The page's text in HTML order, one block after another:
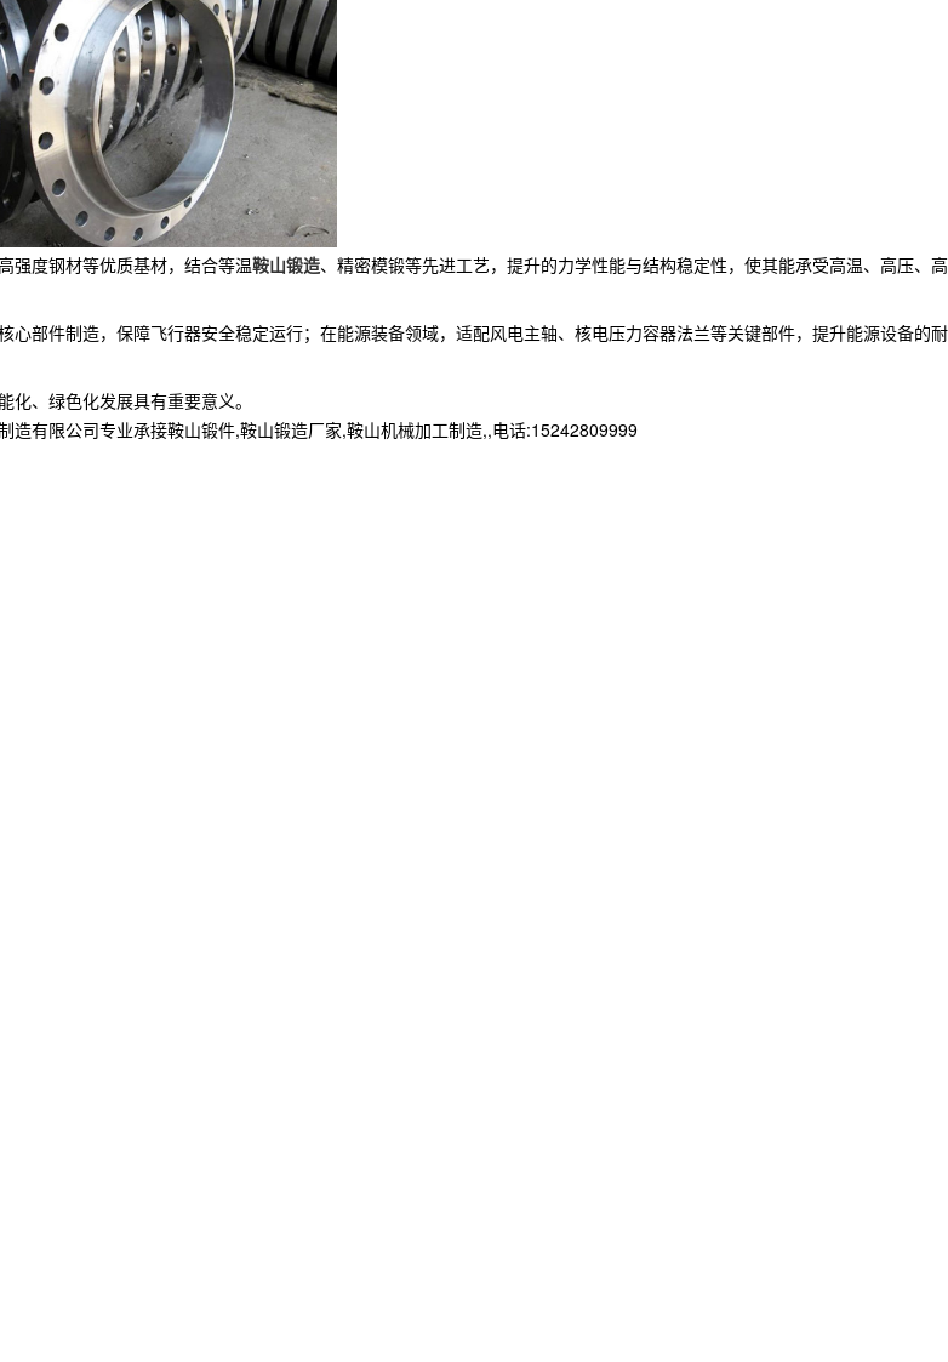
强度钢材等优质基材，结合等温鞍山锻造、精密模锻等先进工艺，提升的力学性能与结构稳定性，使其能承受高温、高压、高
部件制造，保障飞行器安全稳定运行；在能源装备领域，适配风电主轴、核电压力容器法兰等关键部件，提升能源设备的耐
、绿色化发展具有重要意义。
有限公司专业承接鞍山锻件,鞍山锻造厂家,鞍山机械加工制造,,电话:15242809999